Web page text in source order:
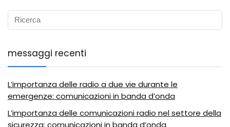
messaggi recenti
L’importanza delle radio a due vie durante le
emergenze: comunicazioni in banda d’onda
L’importanza delle comunicazioni radio nel settore della
sicurezza: comunicazioni in banda d’onda